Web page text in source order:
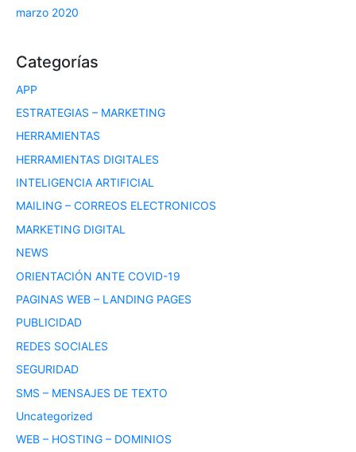
marzo 2020
Categorías
APP
ESTRATEGIAS – MARKETING
HERRAMIENTAS
HERRAMIENTAS DIGITALES
INTELIGENCIA ARTIFICIAL
MAILING – CORREOS ELECTRONICOS
MARKETING DIGITAL
NEWS
ORIENTACIÓN ANTE COVID-19
PAGINAS WEB – LANDING PAGES
PUBLICIDAD
REDES SOCIALES
SEGURIDAD
SMS – MENSAJES DE TEXTO
Uncategorized
WEB – HOSTING – DOMINIOS